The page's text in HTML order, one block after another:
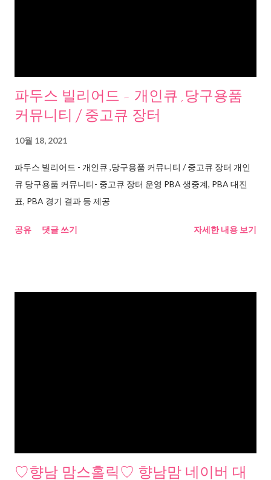
파두스 빌리어드 - 개인큐 ,당구용품
커뮤니티 / 중고큐 장터
10월 18, 2021
파두스 빌리어드 - 개인큐 ,당구용품 커뮤니티 / 중고큐 장터 개인
큐 당구용품 커뮤니티- 중고큐 장터 운영 PBA 생중계, PBA 대진
표, PBA 경기 결과 등 제공
공유 댓글 쓰기 자세한 내용 보기
♡향남 맘스홀릭♡ 향남맘 네이버 대